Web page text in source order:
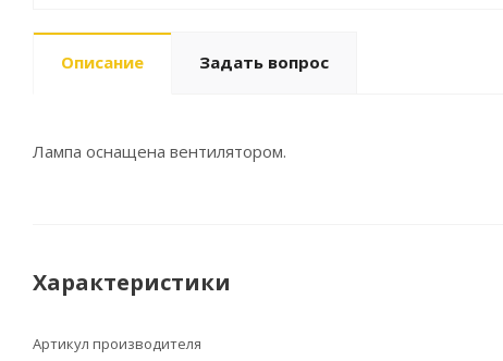
Описание Задать вопрос
Лампа оснащена вентилятором.
Характеристики
Артикул производителя